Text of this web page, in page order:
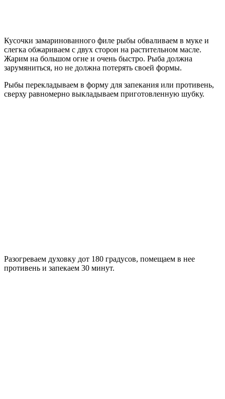
Кусочки замаринованного филе рыбы обваливаем в муке и
слегка обжариваем с двух сторон на растительном масле.
Жарим на большом огне и очень быстро. Рыба должна
зарумяниться, но не должна потерять своей формы.
Рыбы перекладываем в форму для запекания или противень,
сверху равномерно выкладываем приготовленную шубку.
Разогреваем духовку дот 180 градусов, помещаем в нее
противень и запекаем 30 минут.